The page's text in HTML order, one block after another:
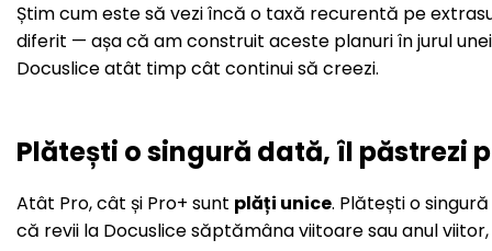
Știm cum este să vezi încă o taxă recurentă pe
diferit — așa că am construit aceste planuri în jurul
Docuslice atât timp cât continui să creezi.
Plătești o singură dată, îl păstrezi
Atât Pro, cât și Pro+ sunt plăți unice. Plătești o
că revii la Docuslice săptămâna viitoare sau anul